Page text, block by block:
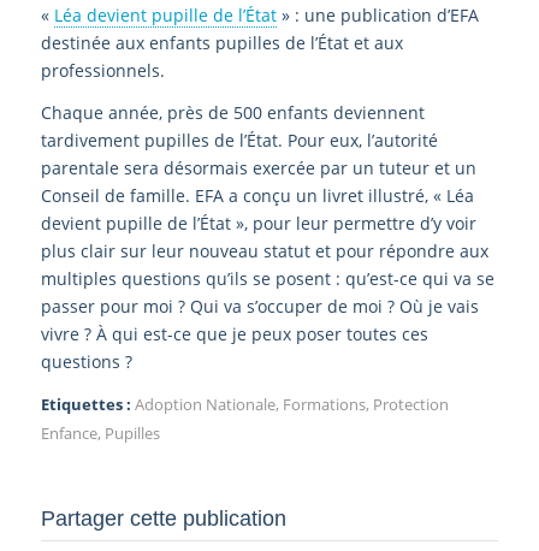
« Léa devient pupille de l’État» : une publication d’EFA
destinée aux enfants pupilles de l’État et aux
professionnels.
Chaque année, près de 500 enfants deviennent
tardivement pupilles de l’État. Pour eux, l’autorité
parentale sera désormais exercée par un tuteur et un
Conseil de famille. EFA a conçu un livret illustré, « Léa
devient pupille de l’État », pour leur permettre d’y voir
plus clair sur leur nouveau statut et pour répondre aux
multiples questions qu’ils se posent : qu’est-ce qui va se
passer pour moi ? Qui va s’occuper de moi ? Où je vais
vivre ? À qui est-ce que je peux poser toutes ces
questions ?
Etiquettes : Adoption Nationale, Formations, Protection
Enfance, Pupilles
Partager cette publication